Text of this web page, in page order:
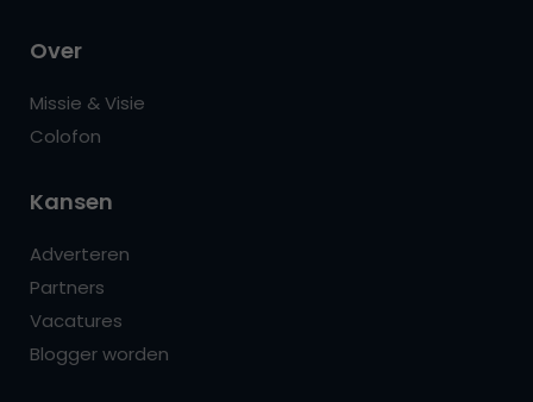
Over
Missie & Visie
Colofon
Kansen
Adverteren
Partners
Vacatures
Blogger worden